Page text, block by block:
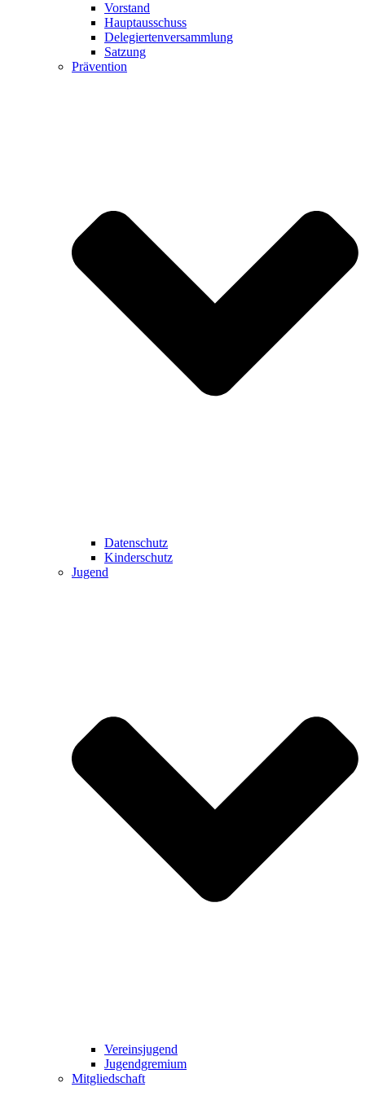
Vorstand
Hauptausschuss
Delegiertenversammlung
Satzung
Prävention
Datenschutz
Kinderschutz
Jugend
Vereinsjugend
Jugendgremium
Mitgliedschaft